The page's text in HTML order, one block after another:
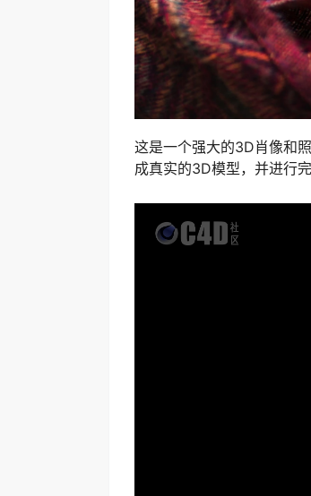
这是一个强大的3D肖像和
成真实的3D模型，并进行